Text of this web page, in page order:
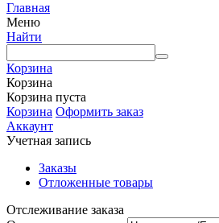
Главная
Меню
Найти
Корзина
Корзина
Корзина пуста
Корзина Оформить заказ
Аккаунт
Учетная запись
Заказы
Отложенные товары
Отслеживание заказа